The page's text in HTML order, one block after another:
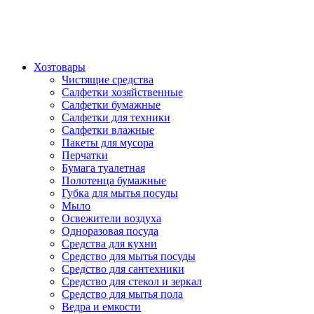
Хозтовары
Чистящие средства
Салфетки хозяйственные
Салфетки бумажные
Салфетки для техники
Салфетки влажные
Пакеты для мусора
Перчатки
Бумага туалетная
Полотенца бумажные
Губка для мытья посуды
Мыло
Освежители воздуха
Одноразовая посуда
Средства для кухни
Средство для мытья посуды
Средство для сантехники
Средство для стекол и зеркал
Средство для мытья пола
Ведра и емкости